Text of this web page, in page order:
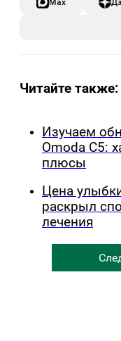
Читайте также:
Изучаем
Omoda C5:
плюсы
Цена
раскрыл
лечения